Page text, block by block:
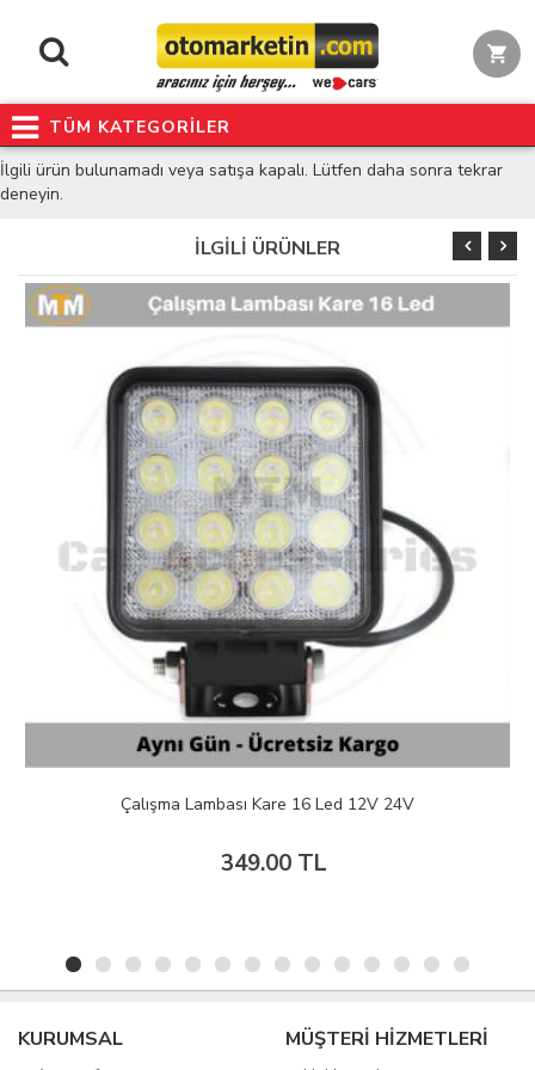
TÜM KATEGORİLER
İlgili ürün bulunamadı veya satışa kapalı. Lütfen daha sonra tekrar
deneyin.
İLGİLİ ÜRÜNLER
Çalışma Lambası Kare 16 Led 12V 24V
349.00 TL
KURUMSAL MÜŞTERİ HİZMETLERİ